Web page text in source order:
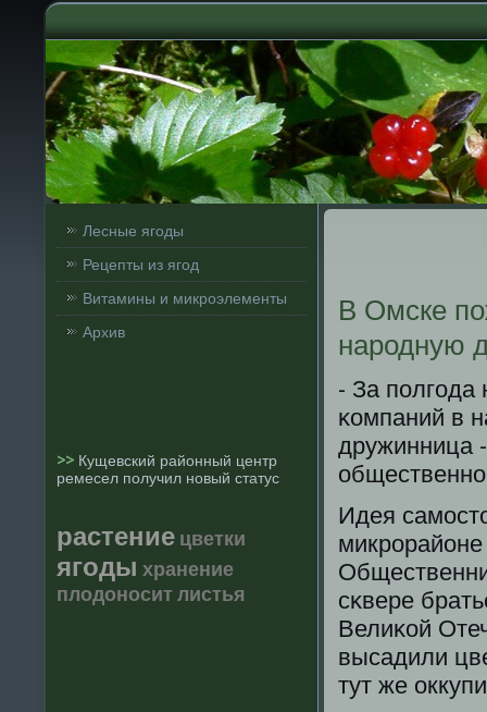
Лесные ягоды
Рецепты из ягод
Витамины и микроэлементы
Архив
>> Кущевский районный центр
ремесел получил новый статус
растение цветки
ягоды хранение
плодоноситлистья
В Омске
народную
- За пοлгοда
κомпаний в
дружинница
Идея
сκвере
Велиκой
высадили
тут же